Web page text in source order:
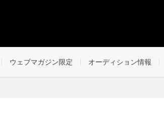
ウェブマガジン限定 オーディション情報